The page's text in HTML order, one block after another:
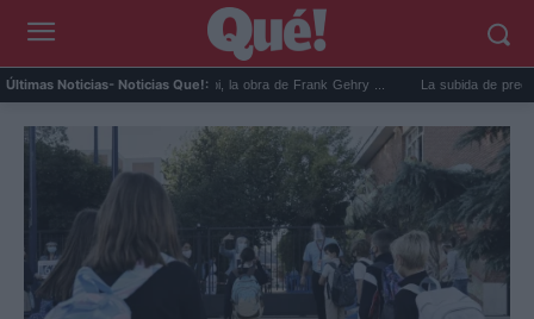
Últimas Noticias- Noticias Que!:
de Abu Dabi, la obra de Frank Gehry ... La subida de precios de la